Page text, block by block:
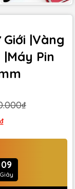
|Vàng
Pin
08
Giây